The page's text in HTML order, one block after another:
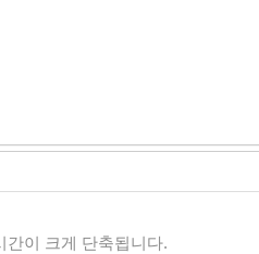
간이 크게 단축됩니다.